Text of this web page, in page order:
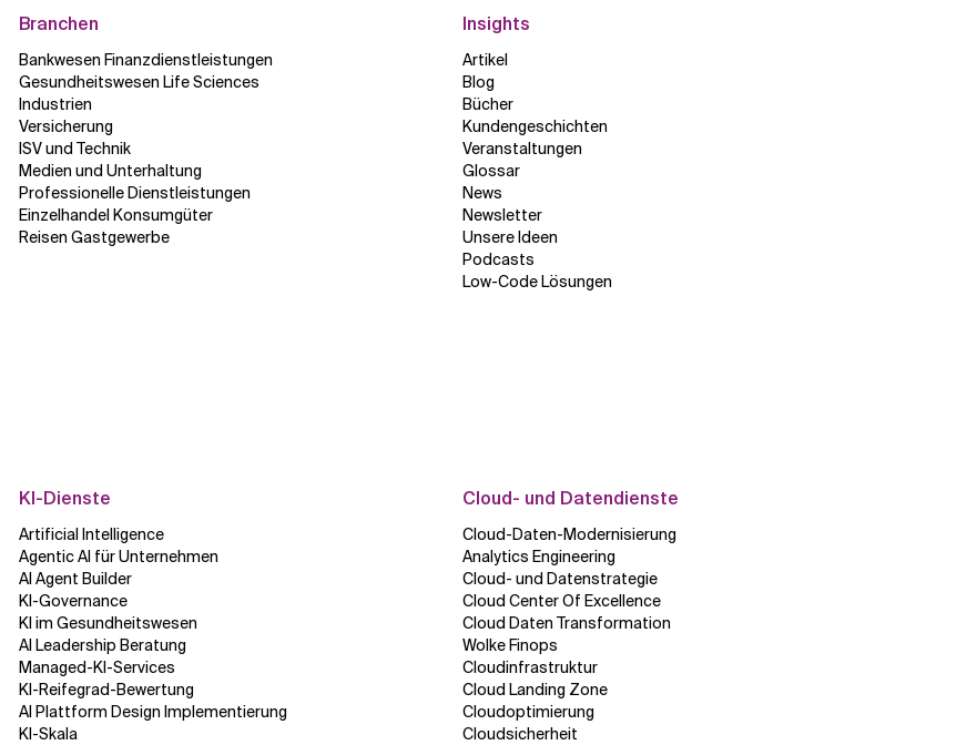
Branchen
Bankwesen Finanzdienstleistungen
Gesundheitswesen Life Sciences
Industrien
Versicherung
ISV und Technik
Medien und Unterhaltung
Professionelle Dienstleistungen
Einzelhandel Konsumgüter
Reisen Gastgewerbe
Insights
Artikel
Blog
Bücher
Kundengeschichten
Veranstaltungen
Glossar
News
Newsletter
Unsere Ideen
Podcasts
Low-Code Lösungen
KI-Dienste
Artificial Intelligence
Agentic AI für Unternehmen
AI Agent Builder
KI-Governance
KI im Gesundheitswesen
AI Leadership Beratung
Managed-KI-Services
KI-Reifegrad-Bewertung
AI Plattform Design Implementierung
KI-Skala
Cloud- und Datendienste
Cloud-Daten-Modernisierung
Analytics Engineering
Cloud- und Datenstrategie
Cloud Center Of Excellence
Cloud Daten Transformation
Wolke Finops
Cloudinfrastruktur
Cloud Landing Zone
Cloudoptimierung
Cloudsicherheit